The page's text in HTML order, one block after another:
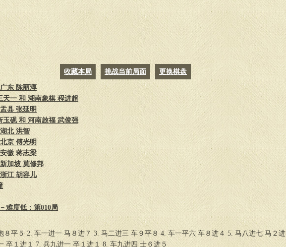
收藏本局 挑战当前局面 更换棋盘
东 陈丽淳
天一 和 湖南象棋 程进超
县 张延明
玉砚 和 河南啟福 武俊强
北 洪智
京 傅光明
徽 蒋志梁
加坡 莫修邦
江 胡容儿
难度低：第010局
８平５ 2. 车一进一 马８进７ 3. 马二进三 车９平８ 4. 车一平六 车８进４ 5. 马八进七 马２进
卒１进１ 7. 兵九进一 卒１进１ 8. 车九进四 士６进５